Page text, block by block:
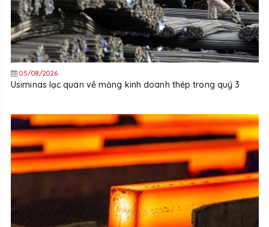
05/08/2026
Usiminas lạc quan về mảng kinh doanh thép trong quý 3